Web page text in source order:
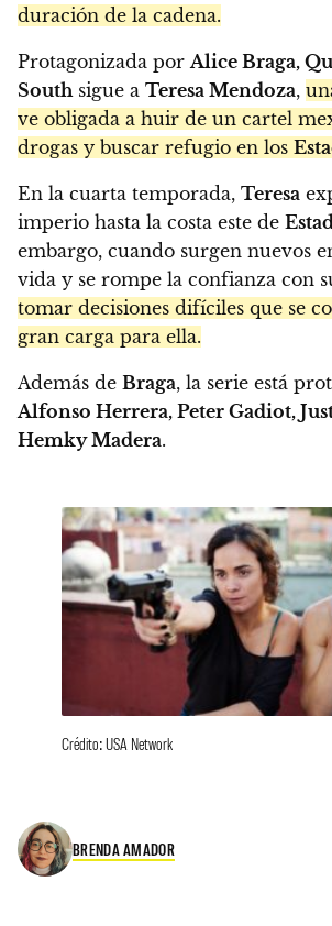
duración de la cadena.
Protagonizada porAlice Braga,
Southsigue a Teresa Mendoza,
ve obligada a huir de un cartel
drogas y buscar refugio en los
En la cuarta temporada, Teresa
imperio hasta la costa este de
embargo, cuando surgen nuevos
vida y se rompe la confianza con
tomar decisiones difíciles que se
gran carga para ella.
Además de Braga, la serie está
Alfonso Herrera, Peter Gadiot,
Hemky Madera.
Crédito: USA Network
BRENDA AMADOR